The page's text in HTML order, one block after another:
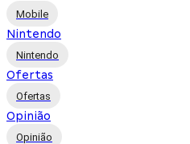
Mobile
Nintendo
Nintendo
Ofertas
Ofertas
Opinião
Opinião